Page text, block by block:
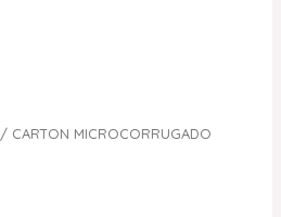
/ CARTON MICROCORRUGADO